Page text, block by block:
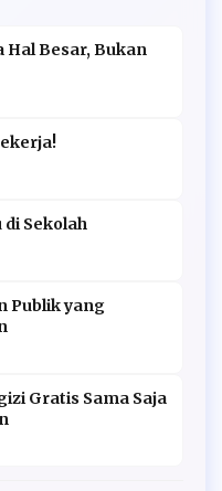
Hal Besar, Bukan
Sekolah
Publik yang
Gratis Sama Saja